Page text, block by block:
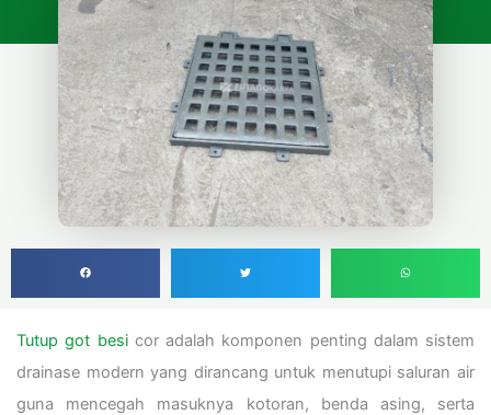
Tutup got besicor adalah komponen penting dalam sistem
drainase modern yang dirancang untuk menutupi saluran air
guna mencegah masuknya kotoran, benda asing, serta